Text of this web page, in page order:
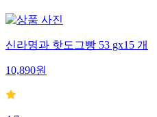
신라명과 핫도그빵 53 gx15 개
10,890원